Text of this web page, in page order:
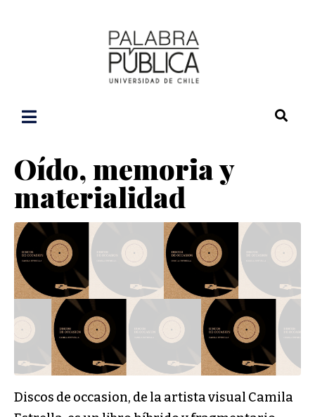
Oído, memoria y
materialidad
Discos de occasion, de la artista visual Camila